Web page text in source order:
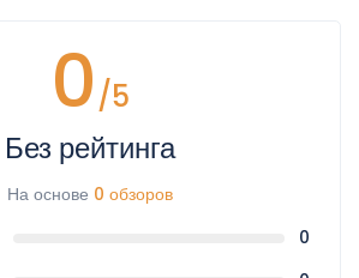
0/5
Без рейтинга
На основе 0 обзоров
0